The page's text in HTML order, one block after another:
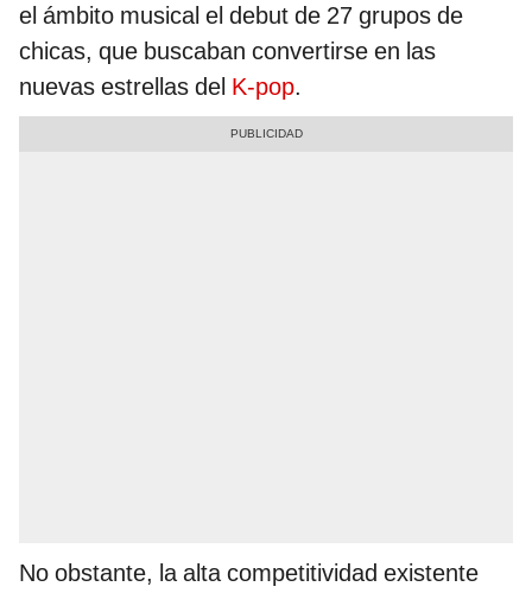
el ámbito musical el debut de 27 grupos de
chicas, que buscaban convertirse en las
nuevas estrellas del K-pop.
No obstante, la alta competitividad existente